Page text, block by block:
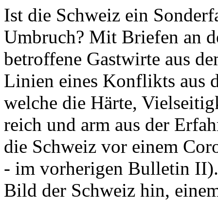
Ist die Schweiz ein
Umbruch? Mit Briefen an
betroffene Gastwirte aus
Linien eines Konflikts aus
welche die Härte,
reich und arm aus der
die Schweiz vor einem
- im vorherigen Bulletin
Bild der Schweiz hin,